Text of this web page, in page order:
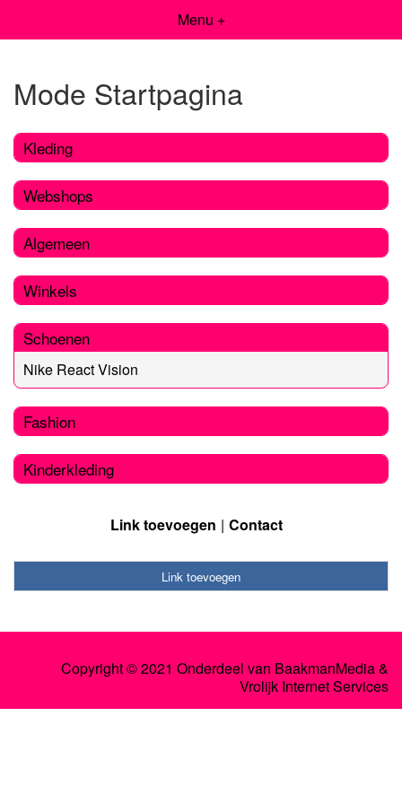
Menu +
Mode Startpagina
Kleding
Webshops
Algemeen
Winkels
Schoenen
Nike React Vision
Fashion
Kinderkleding
Link toevoegen Contact
Link toevoegen
Copyright © 2021 Onderdeel van BaakmanMedia&
Vrolijk Internet Services